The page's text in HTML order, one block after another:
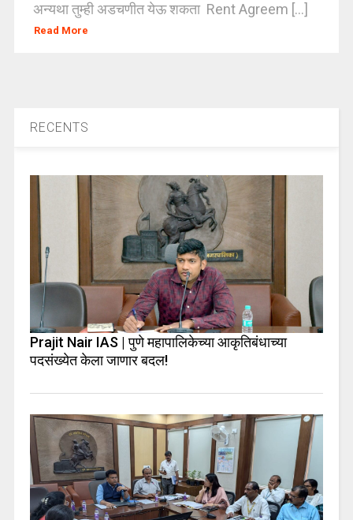
अन्यथा तुम्ही अडचणीत येऊ शकता Rent Agreem [...]
Read More
RECENTS
Prajit Nair IAS | पुणे महापालिकेच्या आकृतिबंधाच्या
पदसंख्येत केला जाणार बदल!